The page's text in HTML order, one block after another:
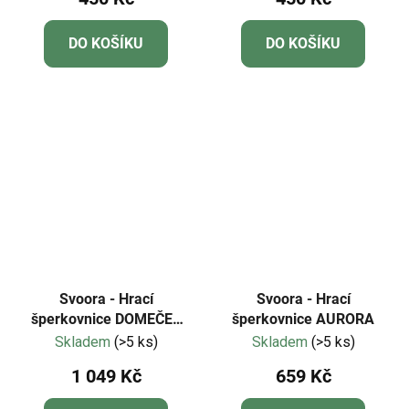
DO KOŠÍKU DO KOŠÍKU
Svoora - Hrací
šperkovnice DOMEČEK
PRO VÍLY
Skladem (>5 ks)
1 049 Kč
Svoora - Hrací
šperkovnice AURORA
Skladem (>5 ks)
659 Kč